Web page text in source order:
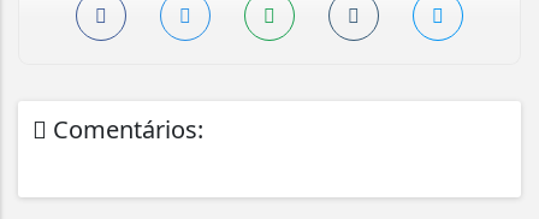
Comentários: